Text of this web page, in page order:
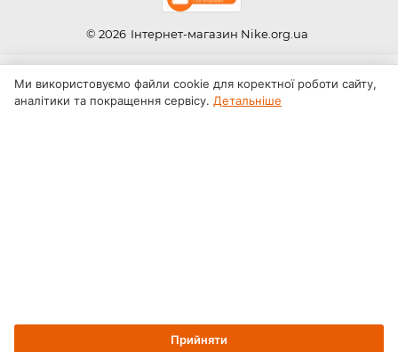
© 2026 Інтернет-магазин Nike.org.ua
Ми використовуємо файли cookie для коректної роботи сайту,
аналітики та покращення сервісу. Детальніше
Прийняти